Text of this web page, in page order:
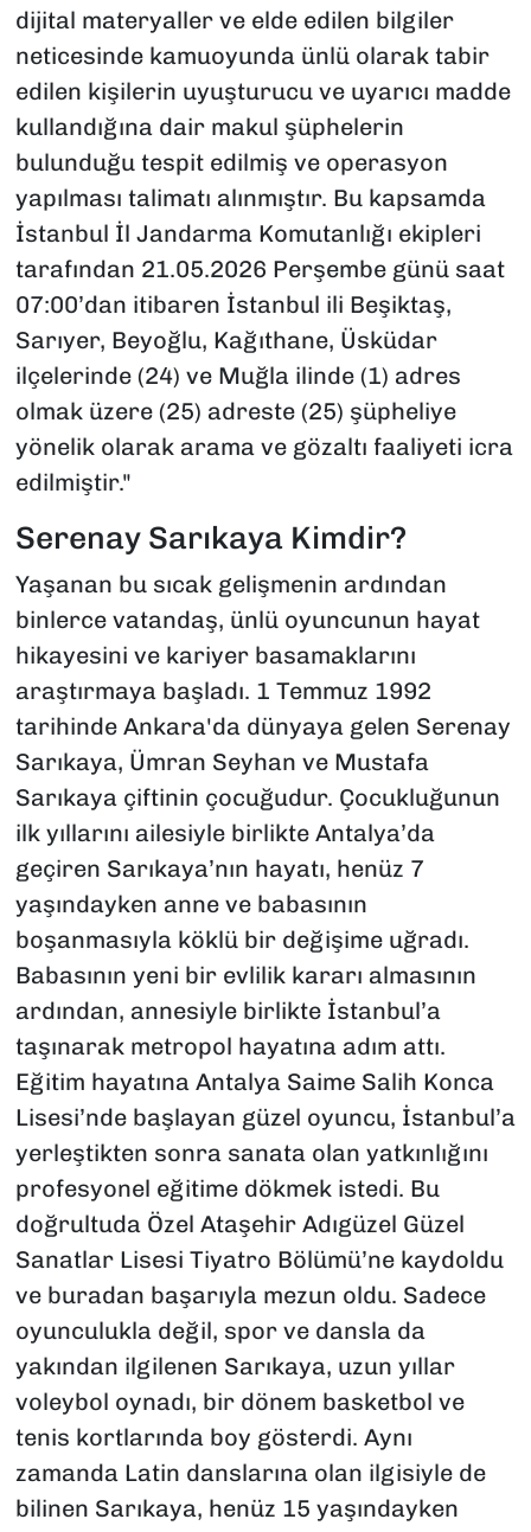
dijital materyaller ve elde edilen bilgiler
neticesinde kamuoyunda ünlü olarak tabir
edilen kişilerin uyuşturucu ve uyarıcı madde
kullandığına dair makul şüphelerin
bulunduğu tespit edilmiş ve operasyon
yapılması talimatı alınmıştır. Bu kapsamda
İstanbul İl Jandarma Komutanlığı ekipleri
tarafından 21.05.2026 Perşembe günü saat
07:00’dan itibaren İstanbul ili Beşiktaş,
Sarıyer, Beyoğlu, Kağıthane, Üsküdar
ilçelerinde (24) ve Muğla ilinde (1) adres
olmak üzere (25) adreste (25) şüpheliye
yönelik olarak arama ve gözaltı faaliyeti icra
edilmiştir."
Serenay Sarıkaya Kimdir?
Yaşanan bu sıcak gelişmenin ardından
binlerce vatandaş, ünlü oyuncunun hayat
hikayesini ve kariyer basamaklarını
araştırmaya başladı. 1 Temmuz 1992
tarihinde Ankara'da dünyaya gelen Serenay
Sarıkaya, Ümran Seyhan ve Mustafa
Sarıkaya çiftinin çocuğudur. Çocukluğunun
ilk yıllarını ailesiyle birlikte Antalya’da
geçiren Sarıkaya’nın hayatı, henüz 7
yaşındayken anne ve babasının
boşanmasıyla köklü bir değişime uğradı.
Babasının yeni bir evlilik kararı almasının
ardından, annesiyle birlikte İstanbul’a
taşınarak metropol hayatına adım attı.
Eğitim hayatına Antalya Saime Salih Konca
Lisesi’nde başlayan güzel oyuncu, İstanbul’a
yerleştikten sonra sanata olan yatkınlığını
profesyonel eğitime dökmek istedi. Bu
doğrultuda Özel Ataşehir Adıgüzel Güzel
Sanatlar Lisesi Tiyatro Bölümü’ne kaydoldu
ve buradan başarıyla mezun oldu. Sadece
oyunculukla değil, spor ve dansla da
yakından ilgilenen Sarıkaya, uzun yıllar
voleybol oynadı, bir dönem basketbol ve
tenis kortlarında boy gösterdi. Aynı
zamanda Latin danslarına olan ilgisiyle de
bilinen Sarıkaya, henüz 15 yaşındayken